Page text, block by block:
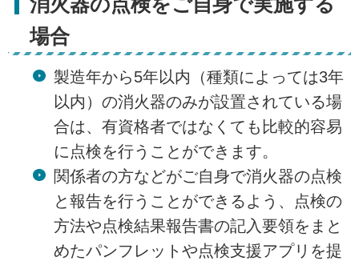
場合
製造年から5年以内（種類によっては3年
以内）の消火器のみが設置されている場
合は、有資格者ではなくても比較的容易
に点検を行うことができます。
関係者の方などがご自身で消火器の点検
と報告を行うことができるよう、点検の
方法や点検結果報告書の記入要領をまと
めたパンフレットや点検支援アプリを提